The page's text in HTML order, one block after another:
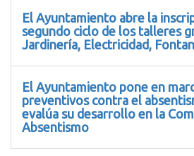
El Ayuntamiento abre la
segundo ciclo de los talleres
Jardinería, Electricidad,
El Ayuntamiento pone en
preventivos contra el
evalúa su desarrollo en la
Absentismo